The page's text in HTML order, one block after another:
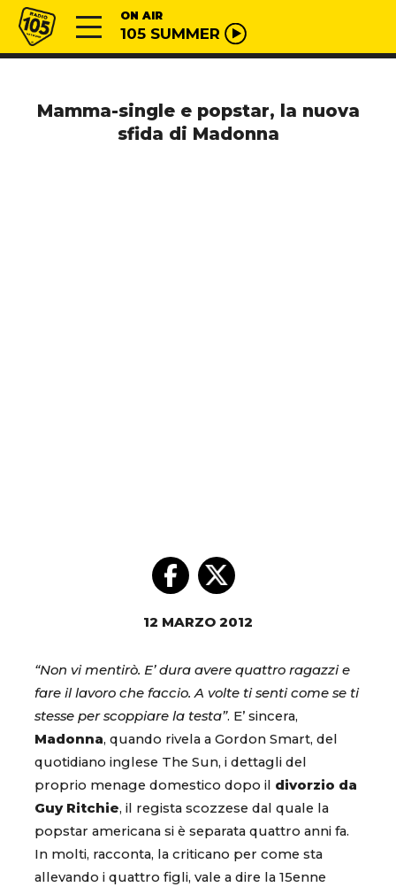
Vai al contenuto
Radio 105 ON AIR
105 SUMMER
Mamma-single e popstar, la nuova
sfida di Madonna
12 MARZO 2012
“Non vi mentirò. E’ dura avere quattro ragazzi e
fare il lavoro che faccio. A volte ti senti come se ti
stesse per scoppiare la testa”. E’ sincera,
Madonna, quando rivela a Gordon Smart, del
quotidiano inglese The Sun, i dettagli del
proprio menage domestico dopo il divorzio da
Guy Ritchie, il regista scozzese dal quale la
popstar americana si è separata quattro anni fa.
In molti, racconta, la criticano per come sta
allevando i quattro figli, vale a dire la 15enne